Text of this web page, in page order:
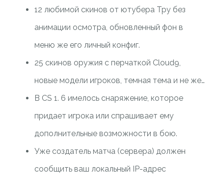
12 любимой скинов от ютубера Тру без
анимации осмотра, обновленный фон в
меню же его личный конфиг.
25 скинов оружия с перчаткой Cloud9,
новые модели игроков, темная тема и не же…
В CS 1. 6 имелось снаряжение, которое
придает игрока или спрашивает ему
дополнительные возможности в бою.
Уже создатель матча (сервера) должен
сообщить ваш локальный IP-адрес